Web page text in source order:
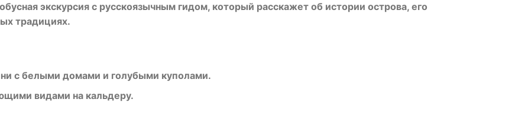
экскурсия с русскоязычным гидом, который расскажет об истории острова, его
традициях.
с белыми домами и голубыми куполами.
видами на кальдеру.